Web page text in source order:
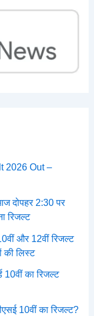
2026 Out –
दोपहर 2:30 पर
रिजल्ट
और 12वीं रिजल्ट
की लिस्ट
का रिजल्ट
10वीं का रिजल्ट?